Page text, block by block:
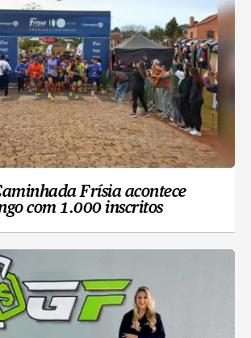
Frísia acontece
com 1.000 inscritos